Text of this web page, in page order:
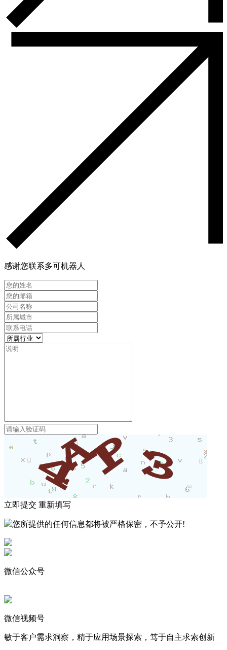
感谢您联系多可机器人
立即提交 重新填写
您所提供的任何信息都将被严格保密，不予公开!
微信公众号
微信视频号
敏于客户需求洞察，精于应用场景探索，笃于自主求索创新